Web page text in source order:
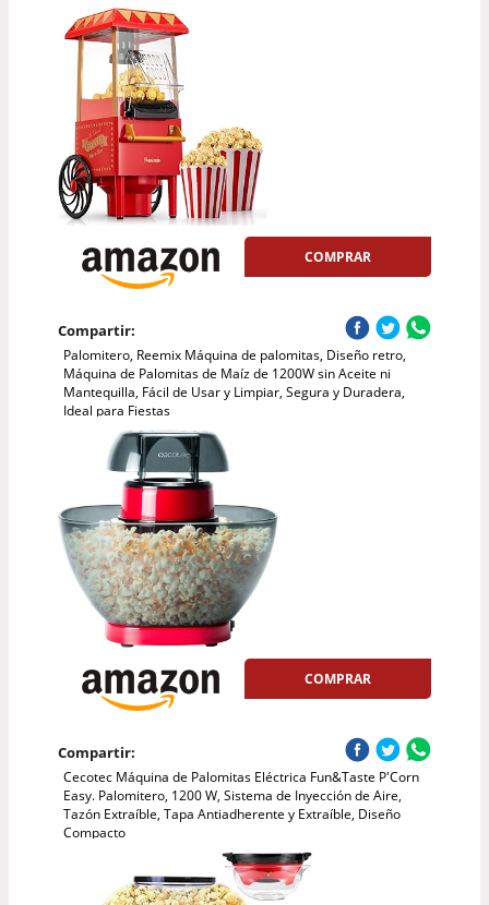
COMPRAR
Compartir:
Palomitero, Reemix Máquina de palomitas, Diseño retro,
Máquina de Palomitas de Maíz de 1200W sin Aceite ni
Mantequilla, Fácil de Usar y Limpiar, Segura y Duradera,
Ideal para Fiestas
COMPRAR
Compartir:
Cecotec Máquina de Palomitas Eléctrica Fun&Taste P'Corn
Easy. Palomitero, 1200 W, Sistema de Inyección de Aire,
Tazón Extraíble, Tapa Antiadherente y Extraíble, Diseño
Compacto